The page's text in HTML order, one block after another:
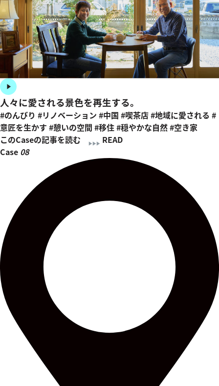
人々に愛される景色を再生する。
#のんびり #リノベーション #中国 #喫茶店#地域に愛される #
意匠を生かす #憩いの空間 #移住#穏やかな自然#空き家
このCaseの記事を読む
READ
Case 08